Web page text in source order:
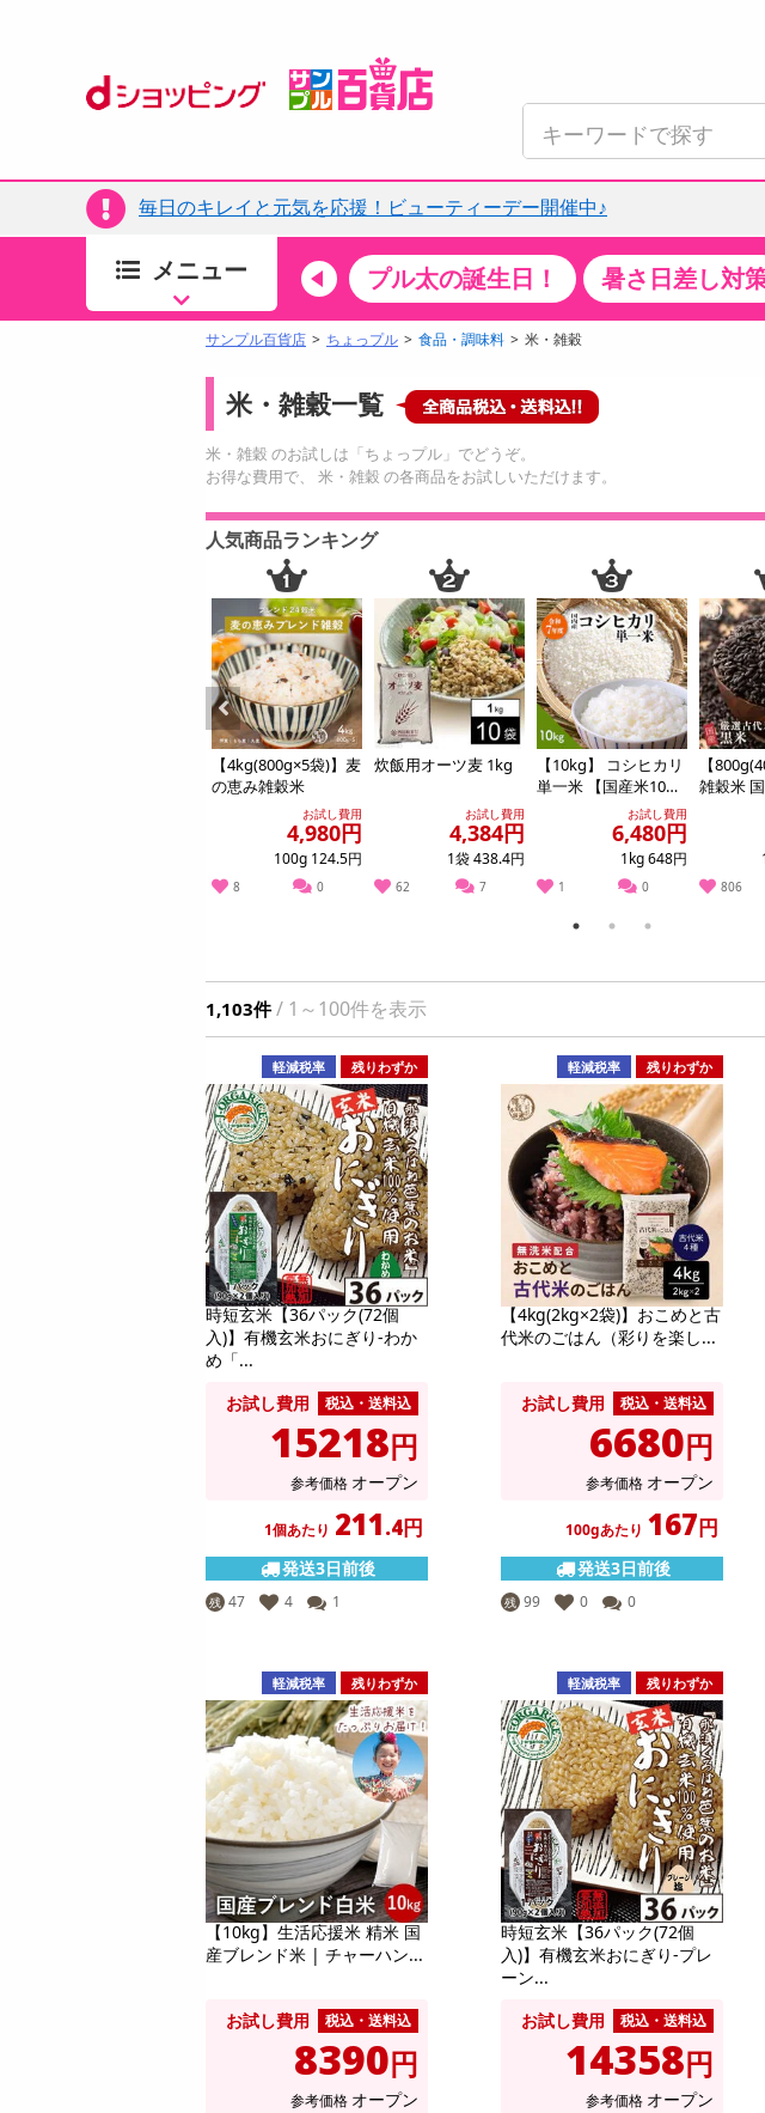
毎日のキレイと元気を応援！ビューティーデー開催中♪
ちょっプルカテゴリ すべて見る
食品・調味料
アイス・スイーツ
キッチン・日用品
ヘアケア・ボディケア
ビューティーケア
健康・ダイエット・サプリメント
医薬品・医薬部外品
インテリア・家具・収納・寝具
特
缶詰
料理の
乾物・
カレー
ナッツ
ゼリー
和菓子
栄養
お茶・
コーヒ
チュー
ノンア
ビール
洗剤ギ
その他
ヘルス
キッチ
調理器
スポ
健康グ
インテ
アウト
その他
アクセ
ファッ
パソ
記録
スマー
電池
電球・
AV機器
その他
マタニ
その他
メニュー
キッチン・日用品 食品 プル太の誕生日！ 暑さ日差し対
サンプル百貨店 ちょっプル 食品・調味料 米・雑穀
米・雑穀一覧
米・雑穀 のお試しは「ちょっプル」でどうぞ。
お得な費用で、 米・雑穀 の各商品をお試しいただけます。
人気商品ランキング
Previous
【4kg(800g×5袋)】麦
の恵み雑穀米
お試し費用
4,980円
100g 124.5円
8 0
炊飯用オーツ麦 1kg
お試し費用
4,384円
1袋 438.4円
62 7
【10kg】 コシヒカリ
単一米 【国産米10
0％使用】 (精米)お試し費用
6,480円
1kg 648円
1 0
【
雑穀米
穀米・
806
1 2 3
1,103件/ 1～100件を表示
軽減税率 残りわずか
時短玄米【36パック(72個
入)】有機玄米おにぎり-わか
め「...
お試し費用
税込・送料込
15218円
参考価格 オープン
1個あたり 211.4円
発送3日前後
残 47 4 1
軽減税率 残りわずか
【4kg(2kg×2袋)】おこめと古
代米のごはん（彩りを楽し...
お試し費用 税込・送料込
6680円
参考価格 オープン
100gあたり 167円
発送3日前後
残 99 0 0
軽減税率 残りわずか
【10kg】生活応援米 精米 国
産ブレンド米 | チャーハン...
お試し費用 税込・送料込
8390円
参考価格 オープン
軽減税率 残りわずか
時短玄米【36パック(72個
入)】有機玄米おにぎり-プレ
ーン...
お試し費用
税込・送料込
14358円
参考価格 オープン
4 0
お試し費用
1,737円
参考価格 オープン
1個あたり 579円
08月08日07時00分 ～
341 ち